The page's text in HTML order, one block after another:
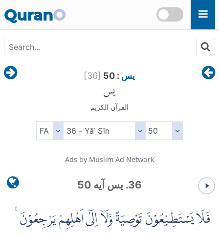
QuranO
[36] يس : 50 يس
القرآن الكريم
Ads by Muslim Ad Network
36. يس آیه 50
فَلَا يَسْتَطِيْعُوْنَ تَوْصِيَةً وَّلَآ اِلٰٓى اَهْلِهِمْ يَرْجِعُوْنَ ࣖ